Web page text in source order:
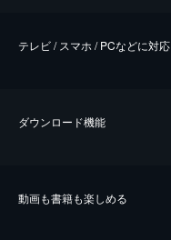
テレビ / スマホ / PCなどに対応
ダウンロード機能
動画も書籍も楽しめる